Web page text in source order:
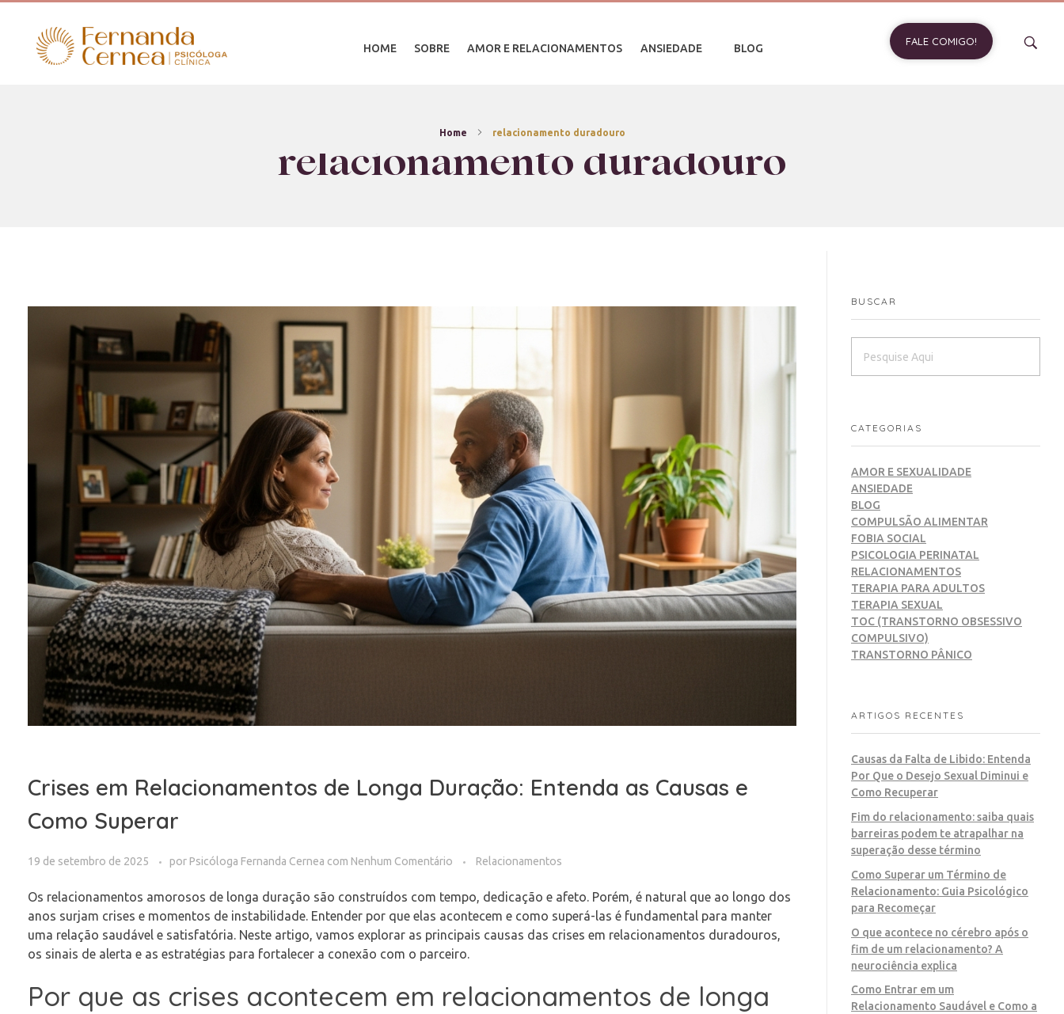
HOME SOBRE AMOR E RELACIONAMENTOS ANSIEDADE BLOG
FALE COMIGO!
Home relacionamento duradouro
relacionamento duradouro
Crises em Relacionamentos de Longa Duração: Entenda as Causas e
Como Superar
19 de setembro de 2025 por Psicóloga Fernanda Cernea com Nenhum Comentário Relacionamentos
Os relacionamentos amorosos de longa duração são construídos com tempo, dedicação e afeto. Porém, é natural que ao longo dos
anos surjam crises e momentos de instabilidade. Entender por que elas acontecem e como superá-las é fundamental para manter
uma relação saudável e satisfatória. Neste artigo, vamos explorar as principais causas das crises em relacionamentos duradouros,
os sinais de alerta e as estratégias para fortalecer a conexão com o parceiro.
Por que as crises acontecem em relacionamentos de longa
BUSCAR
CATEGORIAS
AMOR E SEXUALIDADE
ANSIEDADE
BLOG
COMPULSÃO ALIMENTAR
FOBIA SOCIAL
PSICOLOGIA PERINATAL
RELACIONAMENTOS
TERAPIA PARA ADULTOS
TERAPIA SEXUAL
TOC (TRANSTORNO OBSESSIVO
COMPULSIVO)
TRANSTORNO PÂNICO
ARTIGOS RECENTES
Causas da Falta de Libido: Entenda
Por Que o Desejo Sexual Diminui e
Como Recuperar
Fim do relacionamento: saiba quais
barreiras podem te atrapalhar na
superação desse término
Como Superar um Término de
Relacionamento: Guia Psicológico
para Recomeçar
O que acontece no cérebro após o
fim de um relacionamento? A
neurociência explica
Como Entrar em um
Relacionamento Saudável e Como a